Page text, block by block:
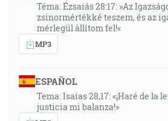
Téma: Ézsaiás 28:17: »Az
zsinormértékké teszem, és az
mérlegül állítom fel!«
MP3
ESPAÑOL
Tema: Isaías 28,17: «¡Haré de la
justicia mi balanza!»